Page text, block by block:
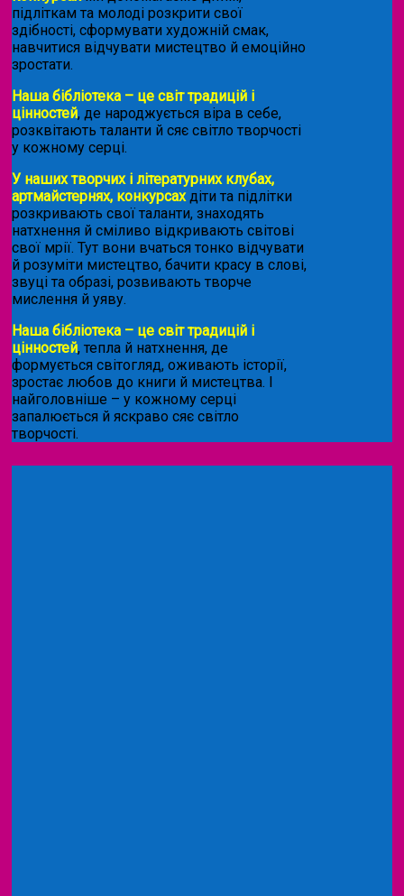
підліткам та молоді розкрити свої
здібності, сформувати художній смак,
навчитися відчувати мистецтво й емоційно
зростати.
Наша бібліотека – це світ традицій і
цінностей, де народжується віра в себе,
розквітають таланти й сяє світло творчості
у кожному серці.
У наших творчих і літературних клубах,
артмайстернях, конкурсахдіти та підлітки
розкривають свої таланти, знаходять
натхнення й сміливо відкривають світові
свої мрії. Тут вони вчаться тонко відчувати
й розуміти мистецтво, бачити красу в слові,
звуці та образі, розвивають творче
мислення й уяву.
Наша бібліотека – це світ традицій і
цінностей, тепла й натхнення, де
формується світогляд, оживають історії,
зростає любов до книги й мистецтва. І
найголовніше – у кожному серці
запалюється й яскраво сяє світло
творчості.